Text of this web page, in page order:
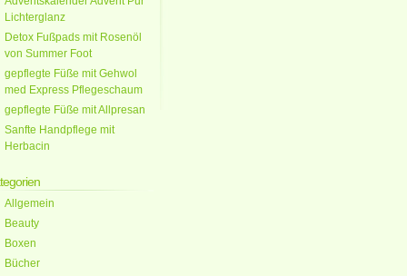
Lichterglanz
Detox Fußpads mit Rosenöl
von Summer Foot
gepflegte Füße mit Gehwol
med Express Pflegeschaum
gepflegte Füße mit Allpresan
Sanfte Handpflege mit
Herbacin
Allgemein
Beauty
Boxen
Bücher